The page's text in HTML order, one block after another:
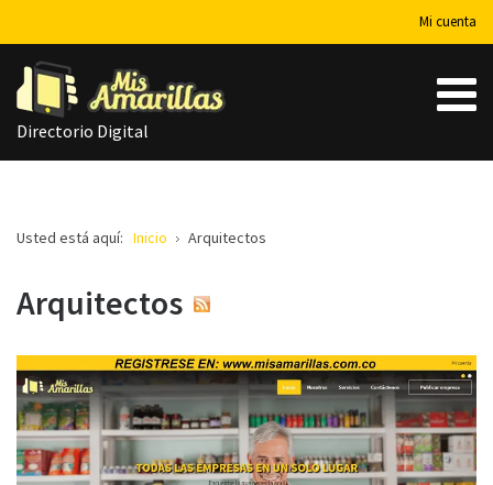
Mi cuenta
Directorio Digital
Usted está aquí: Inicio Arquitectos
Arquitectos